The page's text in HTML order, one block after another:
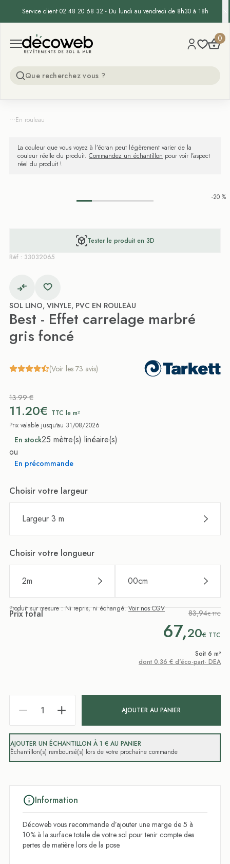
Service client 02 48 20 68 32 - Du lundi au vendredi de 8h30 à 18h
Open menu
Decoweb 0
...En rouleau
La couleur que vous voyez à l’écran peut légèrement varier de la
couleur réelle du produit. Commandez un échantillon pour voir l’aspect
réel du produit !
-20 %
Tester le produit en 3D
Réf : 33032065
SOL LINO, VINYLE, PVC EN ROULEAU
Best - Effet carrelage marbré
gris foncé
(Voir les 73 avis)
13.99 €
11.20€ TTC le m²
Prix valable jusqu'au 31/08/2026
En stock25 mètre(s) linéaire(s)
ou
En précommande
Choisir votre largeur
Largeur 3 m
Choisir votre longueur
2m 00cm
Produit sur mesure : Ni repris, ni échangé.Voir nos CGV
Prix total 83,94€ TTC
67,20€ TTC
Soit 6 m²
dont 0.36 € d'éco-part- DEA
AJOUTER AU PANIER
AJOUTER UN ÉCHANTILLON À 1 € AU PANIER
Échantillon(s) remboursé(s) lors de votre prochaine commande
Information
Décoweb vous recommande d’ajouter une marge de 5 à
10% à la surface totale de votre sol pour tenir compte des
pertes de matière lors de la pose.